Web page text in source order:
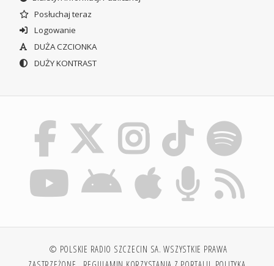
Posłuchaj teraz
Logowanie
DUŻA CZCIONKA
DUŻY KONTRAST
© POLSKIE RADIO SZCZECIN SA. WSZYSTKIE PRAWA